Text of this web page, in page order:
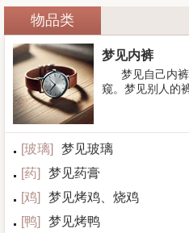
物品类
梦见内裤
梦见自己内
窥。梦见别人的
[玻璃]
梦见玻璃
[药]
梦见药膏
[鸡]
梦见烤鸡、烧鸡
[鸭] 梦见烤鸭